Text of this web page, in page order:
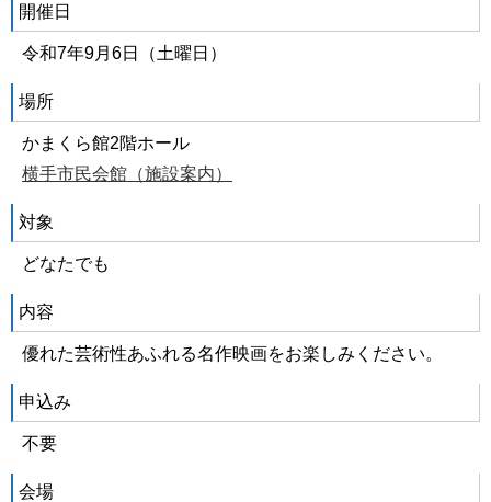
開催日
令和7年9月6日（土曜日）
場所
かまくら館2階ホール
横手市民会館（施設案内）
対象
どなたでも
内容
優れた芸術性あふれる名作映画をお楽しみください。
申込み
不要
会場